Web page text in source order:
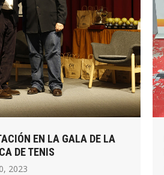
EN LA GALA DE LA
DE TENIS
2023